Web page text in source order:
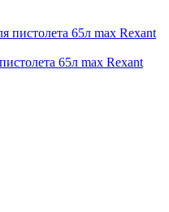
65л max Rexant